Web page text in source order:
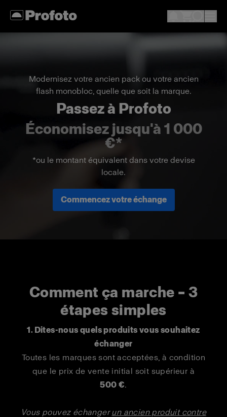
Modernisez votre ancien pack ou votre ancien
flash monobloc, quelle que soit la marque.
Passez à Profoto
Économisez jusqu'à 1 000
€*
*ou le montant équivalent dans votre devise
locale.
Commencez votre échange
Comment ça marche – 3
étapes simples
1. Dites-nous quels produits vous souhaitez
échanger
Toutes les marques sont acceptées, à condition
que le prix de vente initial soit supérieur à
500 €.
Vous pouvez échangerun ancien produit contre